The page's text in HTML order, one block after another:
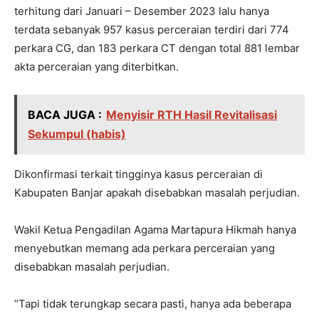
terhitung dari Januari – Desember 2023 lalu hanya
terdata sebanyak 957 kasus perceraian terdiri dari 774
perkara CG, dan 183 perkara CT dengan total 881 lembar
akta perceraian yang diterbitkan.
BACA JUGA : Menyisir RTH Hasil Revitalisasi
Sekumpul (habis)
Dikonfirmasi terkait tingginya kasus perceraian di
Kabupaten Banjar apakah disebabkan masalah perjudian.
Wakil Ketua Pengadilan Agama Martapura Hikmah hanya
menyebutkan memang ada perkara perceraian yang
disebabkan masalah perjudian.
“Tapi tidak terungkap secara pasti, hanya ada beberapa